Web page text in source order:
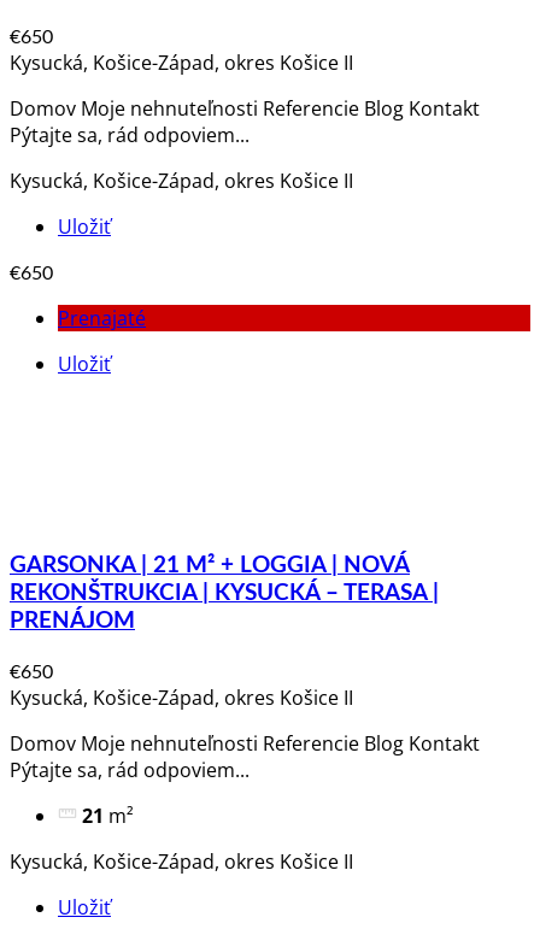
€650
Kysucká, Košice-Západ, okres Košice II
Domov Moje nehnuteľnosti Referencie Blog Kontakt
Pýtajte sa, rád odpoviem​...
Kysucká, Košice-Západ, okres Košice II
Uložiť
€650
Prenajaté
Uložiť
GARSONKA | 21 M² + LOGGIA | NOVÁ
REKONŠTRUKCIA | KYSUCKÁ – TERASA |
PRENÁJOM
€650
Kysucká, Košice-Západ, okres Košice II
Domov Moje nehnuteľnosti Referencie Blog Kontakt
Pýtajte sa, rád odpoviem​...
21 m²
Kysucká, Košice-Západ, okres Košice II
Uložiť